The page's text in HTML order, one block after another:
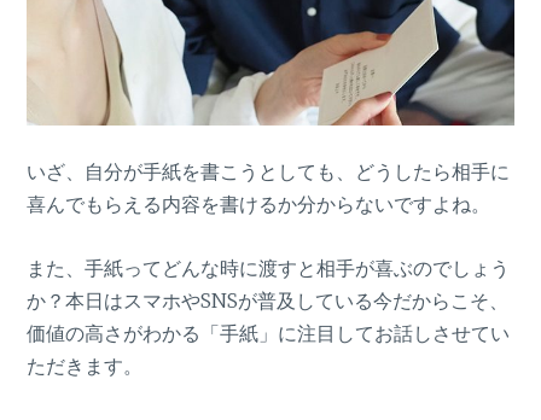
いざ、自分が手紙を書こうとしても、どうしたら相手に
喜んでもらえる内容を書けるか分からないですよね。
また、手紙ってどんな時に渡すと相手が喜ぶのでしょう
か？本日はスマホやSNSが普及している今だからこそ、
価値の高さがわかる「手紙」に注目してお話しさせてい
ただきます。